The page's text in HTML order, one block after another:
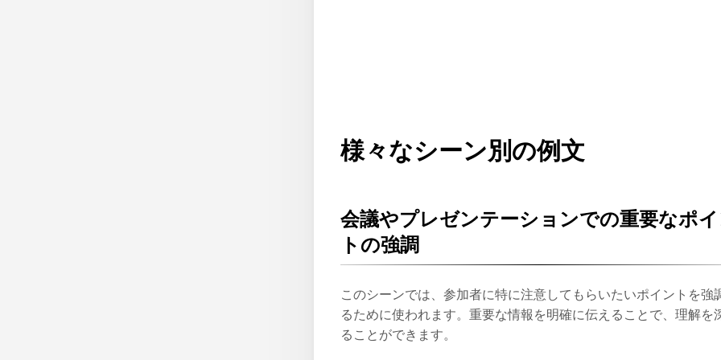
様々なシーン別の例文
会議やプレゼンテーションでの重要なポ
トの強調
このシーンでは、参加者に特に注意してもらいたいポイントを強
るために使われます。重要な情報を明確に伝えることで、理解を
ることができます。